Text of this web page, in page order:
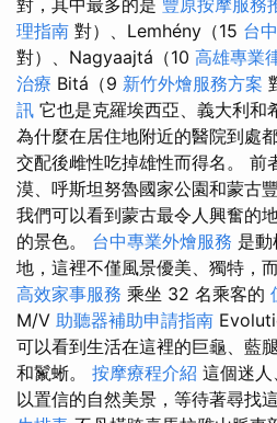
對，其中最多的是 豐原按摩服務
理指南 對）、Lemhény（15 台
對）、Nagyaajtá（10 高雄專業
治療 Bitá（9 新竹外燴服務方案
訊 它也是克羅埃西亞、義大利和
為什麼在居住地附近的醫院到處
交配後雌性吃掉雄性而得名。 前
漠、呼斯坦努魯國家公園和蒙古
我們可以看到蒙古最令人興奮的
的景色。 台中專業外燴服務 是
地，這裡不僅風景優美、獨特，
高效家事服務 乘坐 32 名乘客的
M/V 助聽器補助申請指南
可以看到生活在這裡的巨龜、藍
和鬣蜥。 按摩療程介紹 這個迷
以置信的自然美景，等待著尋找